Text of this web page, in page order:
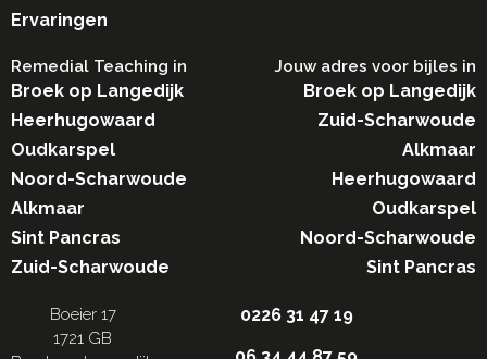
Boeier 17
1721 GB
0226 31 47 19
Ervaringen
Remedial Teaching in​
Broek op Langedijk
Heerhugowaard
Oudkarspel
Noord-Scharwoude
Alkmaar
Sint Pancras
Zuid-Scharwoude
Jouw adres voor bijles in
Broek op Langedijk
Zuid-Scharwoude
Alkmaar
Heerhugowaard
Oudkarspel
Noord-Scharwoude
Sint Pancras